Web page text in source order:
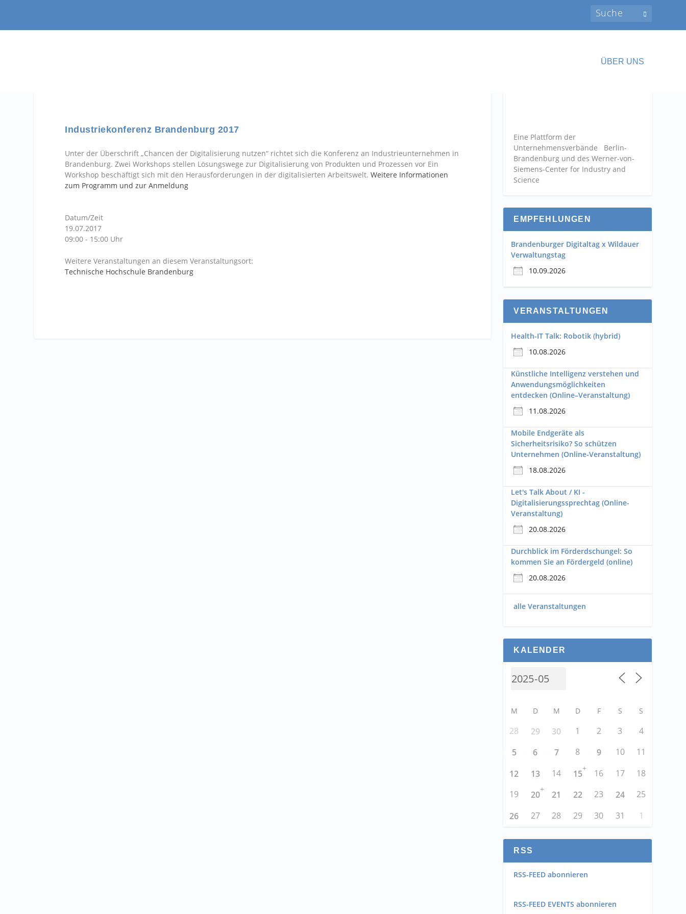
ÜBER UNS
Industriekonferenz Brandenburg 2017
Unter der Überschrift „Chancen der Digitalisierung nutzen“ richtet sich die Konferenz an Industrieunternehmen in
Brandenburg. Zwei Workshops stellen Lösungswege zur Digitalisierung von Produkten und Prozessen vor Ein
Workshop beschäftigt sich mit den Herausforderungen in der digitalisierten Arbeitswelt.Weitere Informationen
zum Programm und zur Anmeldung
Datum/Zeit
19.07.2017
09:00 - 15:00 Uhr
Weitere Veranstaltungen an diesem Veranstaltungsort:
Technische Hochschule Brandenburg
Eine Plattform der
Unternehmensverbände Berlin-
Brandenburg und des Werner-von-
Siemens-Center for Industry and
Science
EMPFEHLUNGEN
Brandenburger Digitaltag x Wildauer
Verwaltungstag
10.09.2026
VERANSTALTUNGEN
Health-IT Talk: Robotik (hybrid)
10.08.2026
Künstliche Intelligenz verstehen und
Anwendungsmöglichkeiten
entdecken (Online–Veranstaltung)
11.08.2026
Mobile Endgeräte als
Sicherheitsrisiko? So schützen
Unternehmen (Online-Veranstaltung)
18.08.2026
Let's Talk About / KI -
Digitalisierungssprechtag (Online-
Veranstaltung)
20.08.2026
Durchblick im Förderdschungel: So
kommen Sie an Fördergeld (online)
20.08.2026
alle Veranstaltungen
KALENDER
M D M D F S S
28 29 30 1 2 3
4
5
6 7 8 9 10
11
12
13 14 15
+ 16 17
18
19
20
+
21 22 23 24
25
26
27 28 29 30 31 1
RSS
RSS-FEED abonnieren
RSS-FEED EVENTS abonnieren